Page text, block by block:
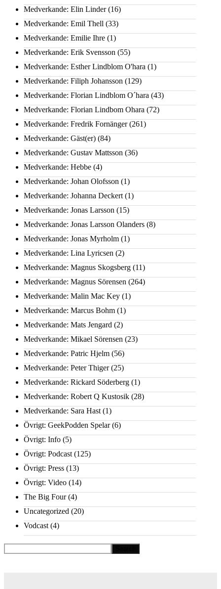
Medverkande: Elin Linder(16)
Medverkande: Emil Thell (33)
Medverkande: Emilie Ihre (1)
Medverkande: Erik Svensson (55)
Medverkande: Esther Lindblom O'hara (1)
Medverkande: Filiph Johansson (129)
Medverkande: Florian Lindblom O´hara (43)
Medverkande: Florian Lindbom Ohara (72)
Medverkande: Fredrik Fornänger(261)
Medverkande: Gäst(er) (84)
Medverkande: Gustav Mattsson (36)
Medverkande: Hebbe (4)
Medverkande: Johan Olofsson (1)
Medverkande: Johanna Deckert (1)
Medverkande: Jonas Larsson (15)
Medverkande: Jonas Larsson Olanders (8)
Medverkande: Jonas Myrholm (1)
Medverkande: Lina Lyricsen (2)
Medverkande: Magnus Skogsberg (11)
Medverkande: Magnus Sörensen (264)
Medverkande: Malin Mac Key (1)
Medverkande: Marcus Bohm (1)
Medverkande: Mats Jengard (2)
Medverkande: Mikael Sörensen (23)
Medverkande: Patric Hjelm (56)
Medverkande: Peter Thiger(25)
Medverkande: Rickard Söderberg (1)
Medverkande: Robert Q Kustosik (28)
Medverkande: Sara Hast (1)
Övrigt: GeekPodden Spelar(6)
Övrigt: Info (5)
Övrigt: Podcast (125)
Övrigt: Press (13)
Övrigt: Video (14)
The Big Four(4)
Uncategorized (20)
Vodcast (4)